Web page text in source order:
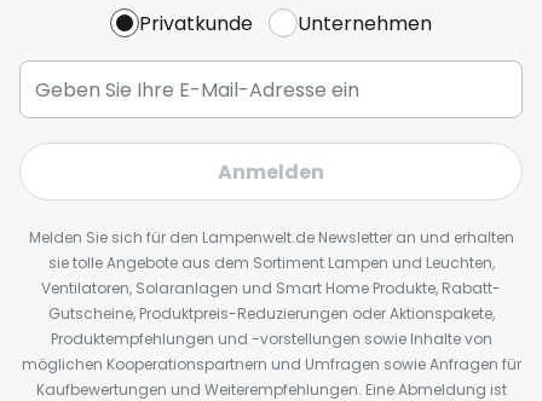
Privatkunde Unternehmen
Anmelden
Melden Sie sich für den Lampenwelt.de Newsletter an und erhalten
sie tolle Angebote aus dem Sortiment Lampen und Leuchten,
Ventilatoren, Solaranlagen und Smart Home Produkte, Rabatt-
Gutscheine, Produktpreis-Reduzierungen oder Aktionspakete,
Produktempfehlungen und -vorstellungen sowie Inhalte von
möglichen Kooperationspartnern und Umfragen sowie Anfragen für
Kaufbewertungen und Weiterempfehlungen. Eine Abmeldung ist